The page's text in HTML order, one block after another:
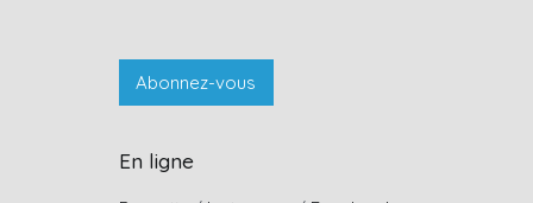
En ligne